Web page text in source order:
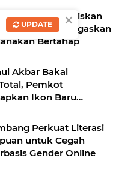
BKB Habiskan
Pemkot Tegaskan
Bertahap
Akbar Bakal
Pemkot
Ikon Baru
Perkuat Literasi
untuk Cegah
Gender Online
×
UPDATE